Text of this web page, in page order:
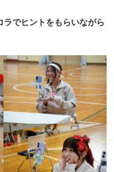
でヒントをもらいながら